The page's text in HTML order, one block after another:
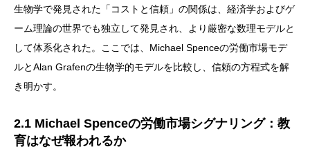
生物学で発見された「コストと信頼」の関係は、経済学およびゲ
ーム理論の世界でも独立して発見され、より厳密な数理モデルと
して体系化された。ここでは、Michael Spenceの労働市場モデ
ルとAlan Grafenの生物学的モデルを比較し、信頼の方程式を解
き明かす。
2.1 Michael Spenceの労働市場シグナリング：教
育はなぜ報われるか